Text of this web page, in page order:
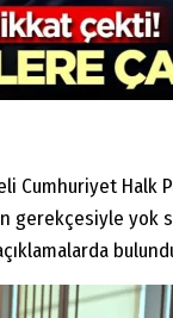
Cumhuriyet Halk
gerekçesiyle yok